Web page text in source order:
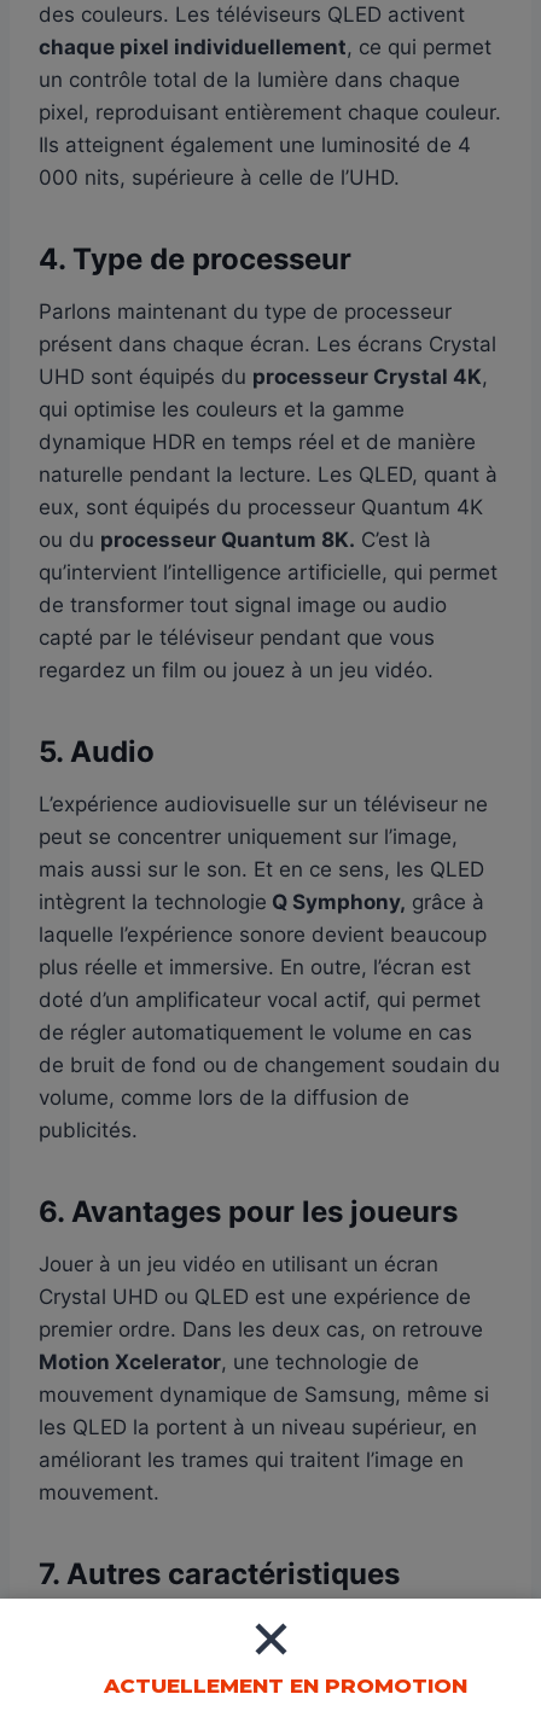
des couleurs. Les téléviseurs QLED activent
chaque pixel individuellement, ce qui permet
un contrôle total de la lumière dans chaque
pixel, reproduisant entièrement chaque couleur.
Ils atteignent également une luminosité de 4
000 nits, supérieure à celle de l’UHD.
4. Type de processeur
Parlons maintenant du type de processeur
présent dans chaque écran. Les écrans Crystal
UHD sont équipés du processeur Crystal 4K,
qui optimise les couleurs et la gamme
dynamique HDR en temps réel et de manière
naturelle pendant la lecture. Les QLED, quant à
eux, sont équipés du processeur Quantum 4K
ou du processeur Quantum 8K. C’est là
qu’intervient l’intelligence artificielle, qui permet
de transformer tout signal image ou audio
capté par le téléviseur pendant que vous
regardez un film ou jouez à un jeu vidéo.
5. Audio
L’expérience audiovisuelle sur un téléviseur ne
peut se concentrer uniquement sur l’image,
mais aussi sur le son. Et en ce sens, les QLED
intègrent la technologie Q Symphony, grâce à
laquelle l’expérience sonore devient beaucoup
plus réelle et immersive. En outre, l’écran est
doté d’un amplificateur vocal actif, qui permet
de régler automatiquement le volume en cas
de bruit de fond ou de changement soudain du
volume, comme lors de la diffusion de
publicités.
6. Avantages pour les joueurs
Jouer à un jeu vidéo en utilisant un écran
Crystal UHD ou QLED est une expérience de
premier ordre. Dans les deux cas, on retrouve
Motion Xcelerator, une technologie de
mouvement dynamique de Samsung, même si
les QLED la portent à un niveau supérieur, en
améliorant les trames qui traitent l’image en
mouvement.
7. Autres caractéristiques
Les différences les plus importantes entre les
écrans QLED et Crystal UHD concernent la
résolution, la luminosité, la qualité et le
ACTUELLEMENT EN PROMOTION